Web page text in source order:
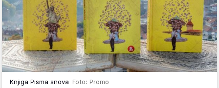
Knjiga Pisma snova Foto: Promo